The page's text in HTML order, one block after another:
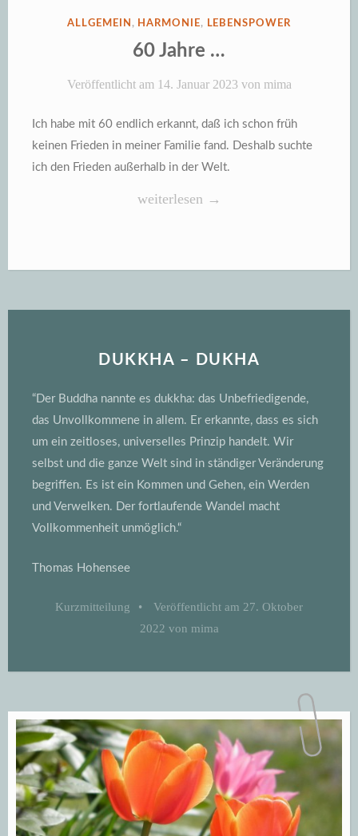
VERÖFFENTLICHT
ALLGEMEIN , HARMONIE, LEBENSPOWER
60 Jahre …
Veröffentlicht am 14. Januar 2023 von mima
Ich habe mit 60 endlich erkannt, daß ich schon früh
keinen Frieden in meiner Familie fand. Deshalb suchte
ich den Frieden außerhalb in der Welt.
„60
weiterlesen →
DUKKHA – DUKHA
“Der Buddha nannte es dukkha: das Unbefriedigende,
das Unvollkommene in allem. Er erkannte, dass es sich
um ein zeitloses, universelles Prinzip handelt. Wir
selbst und die ganze Welt sind in ständiger Veränderung
begriffen. Es ist ein Kommen und Gehen, ein Werden
und Verwelken. Der fortlaufende Wandel macht
Vollkommenheit unmöglich.“
Thomas Hohensee
Kurzmitteilung • Veröffentlicht am 27. Oktober
2022 von mima